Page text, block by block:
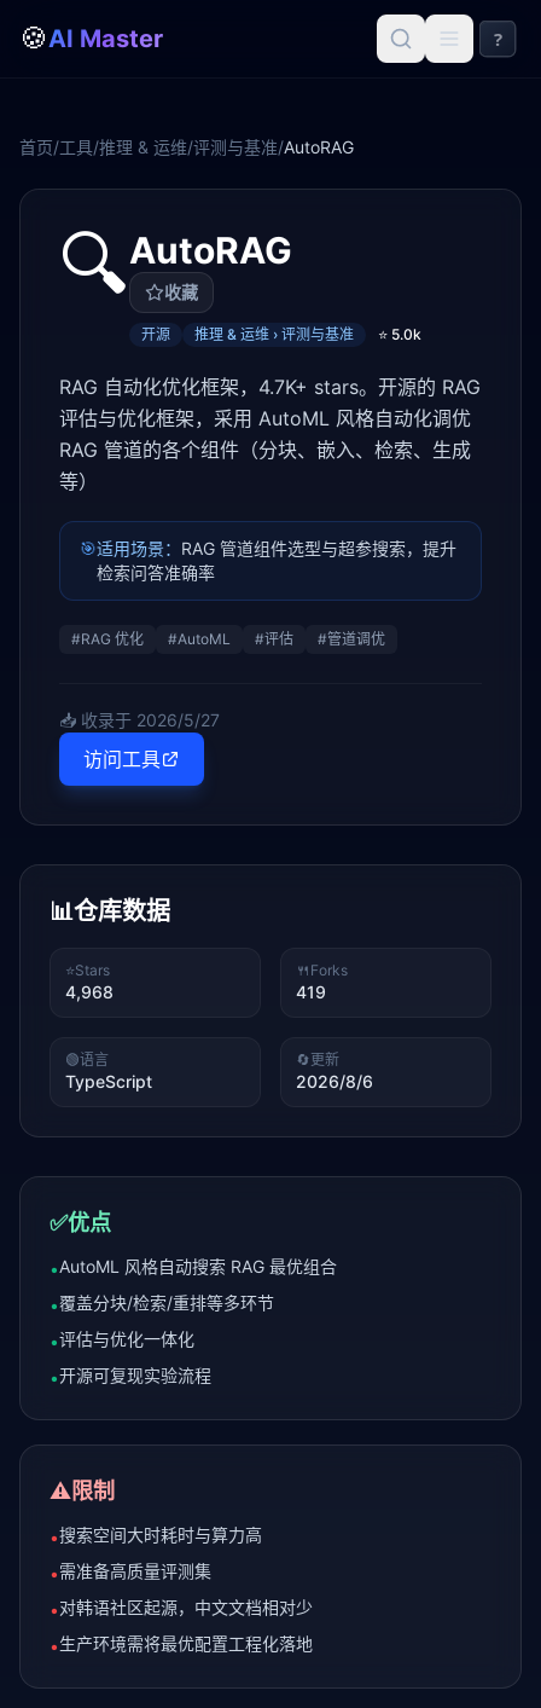
🍪AI Master ?
首页/工具/推理 & 运维/评测与基准/AutoRAG
🔍AutoRAG
收藏
开源 推理 & 运维 › 评测与基准 ⭐ 5.0k
RAG 自动化优化框架，4.7K+ stars。开源的 RAG
评估与优化框架，采用 AutoML 风格自动化调优
RAG 管道的各个组件（分块、嵌入、检索、生成
等）
🎯适用场景： RAG 管道组件选型与超参搜索，提升
检索问答准确率
#RAG 优化 #AutoML #评估 #管道调优
📥 收录于 2026/5/27
访问工具
📊仓库数据
⭐Stars
4,968
🍴 Forks
419
🟢语言
TypeScript
🔄更新
2026/8/6
✅优点
•AutoML 风格自动搜索 RAG 最优组合
•覆盖分块/检索/重排等多环节
•评估与优化一体化
•开源可复现实验流程
⚠️限制
•搜索空间大时耗时与算力高
•需准备高质量评测集
•对韩语社区起源，中文文档相对少
•生产环境需将最优配置工程化落地